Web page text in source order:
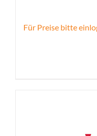
Für Preise bitte